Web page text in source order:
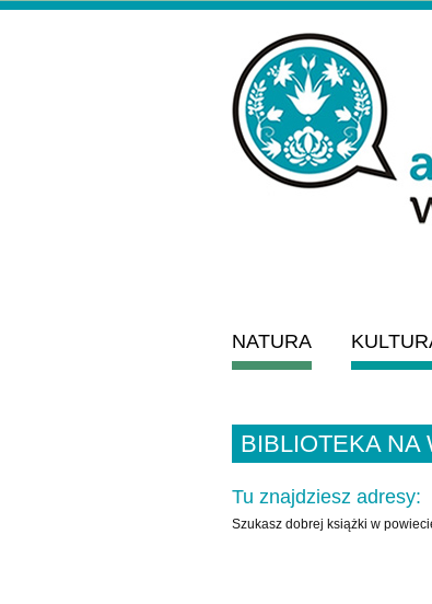
NATURA
BIBLIOTEKA NA
Tu znajdziesz adresy:
Szukasz dobrej książki w